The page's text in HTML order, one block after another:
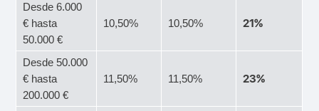
Desde 6.000
€ hasta
50.000 €
10,50% 10,50% 21%
Desde 50.000
€ hasta
200.000 €
11,50% 11,50% 23%